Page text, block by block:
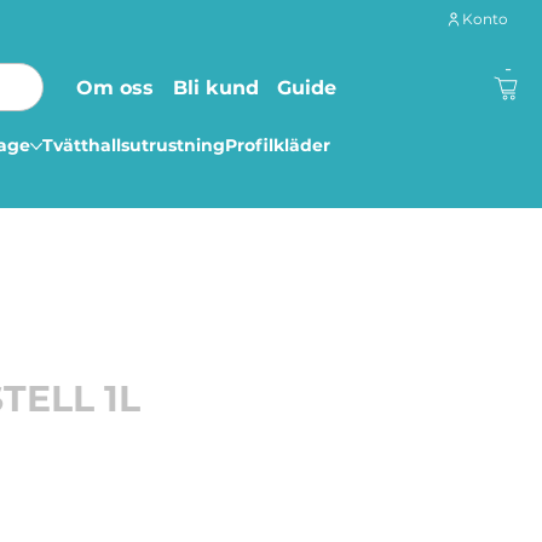
Konto
Om oss Bli kund Guide
-
TvätthallsutrustningProfilkläder
1L